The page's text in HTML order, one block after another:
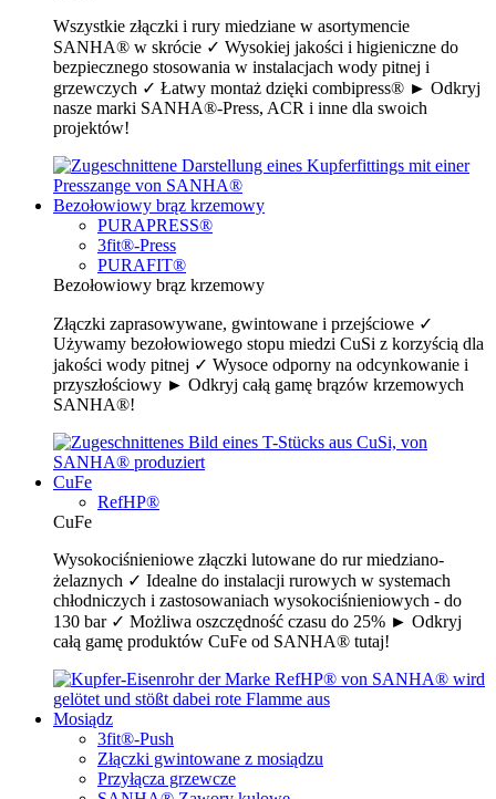
Wszystkie złączki i rury miedziane w asortymencie
SANHA® w skrócie ✓ Wysokiej jakości i higieniczne do
bezpiecznego stosowania w instalacjach wody pitnej i
grzewczych ✓ Łatwy montaż dzięki combipress® ► Odkryj
nasze marki SANHA®-Press, ACR i inne dla swoich
projektów!
Bezołowiowy brąz krzemowy
PURAPRESS®
3fit®-Press
PURAFIT®
Bezołowiowy brąz krzemowy
Złączki zaprasowywane, gwintowane i przejściowe ✓
Używamy bezołowiowego stopu miedzi CuSi z korzyścią dla
jakości wody pitnej ✓ Wysoce odporny na odcynkowanie i
przyszłościowy ► Odkryj całą gamę brązów krzemowych
SANHA®!
CuFe
RefHP®
CuFe
Wysokociśnieniowe złączki lutowane do rur miedziano-
żelaznych ✓ Idealne do instalacji rurowych w systemach
chłodniczych i zastosowaniach wysokociśnieniowych - do
130 bar ✓ Możliwa oszczędność czasu do 25% ► Odkryj
całą gamę produktów CuFe od SANHA® tutaj!
Mosiądz
3fit®-Push
Złączki gwintowane z mosiądzu
Przyłącza grzewcze